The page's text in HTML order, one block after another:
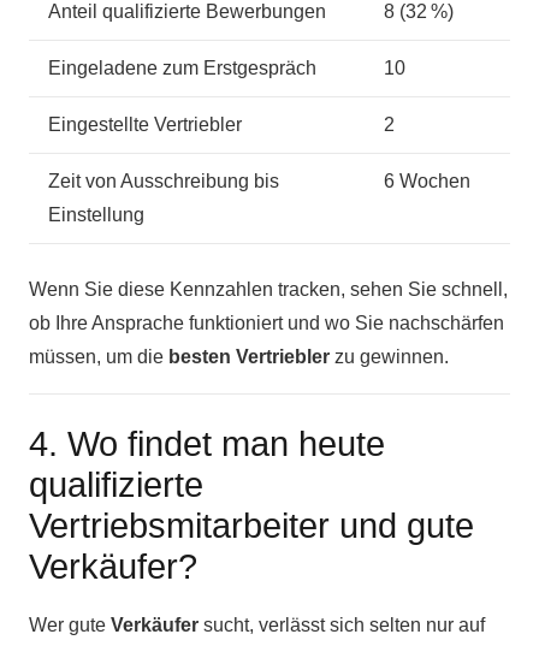
Anteil qualifizierte Bewerbungen 8 (32 %)
Eingeladene zum Erstgespräch 10
Eingestellte Vertriebler 2
Zeit von Ausschreibung bis
Einstellung
6 Wochen
Wenn Sie diese Kennzahlen tracken, sehen Sie schnell,
ob Ihre Ansprache funktioniert und wo Sie nachschärfen
müssen, um die besten Vertriebler zu gewinnen.
4. Wo findet man heute
qualifizierte
Vertriebsmitarbeiter und gute
Verkäufer?
Wer gute Verkäufer sucht, verlässt sich selten nur auf